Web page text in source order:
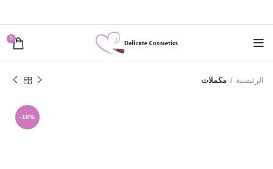
0
الرئيسية مكملات
-16%